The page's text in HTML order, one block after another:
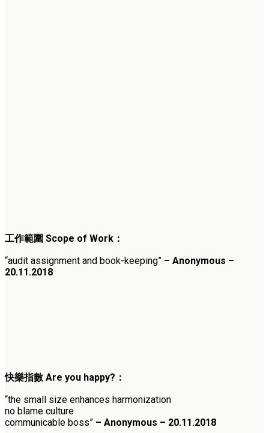
工作範圍 Scope of Work：
“audit assignment and book-keeping” – Anonymous –
20.11.2018
快樂指數 Are you happy?：
“the small size enhances harmonization
no blame culture
communicable boss” – Anonymous – 20.11.2018